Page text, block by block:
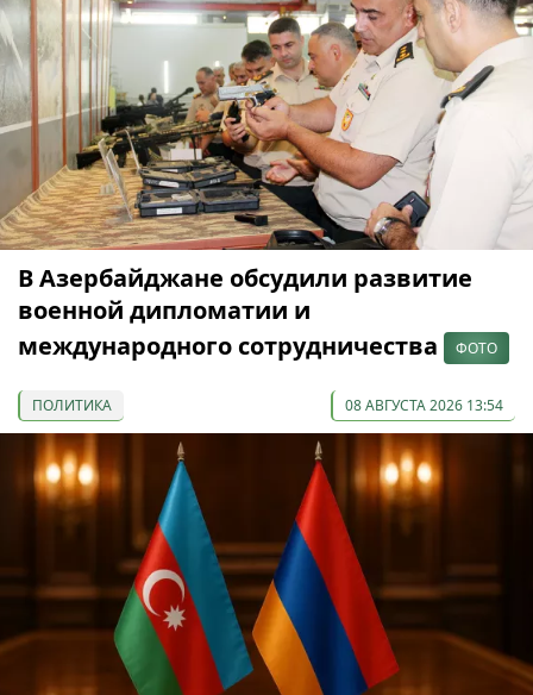
В Азербайджане обсудили развитие
военной дипломатии и
международного сотрудничества
ФОТО
ПОЛИТИКА 08 АВГУСТА 2026 13:54